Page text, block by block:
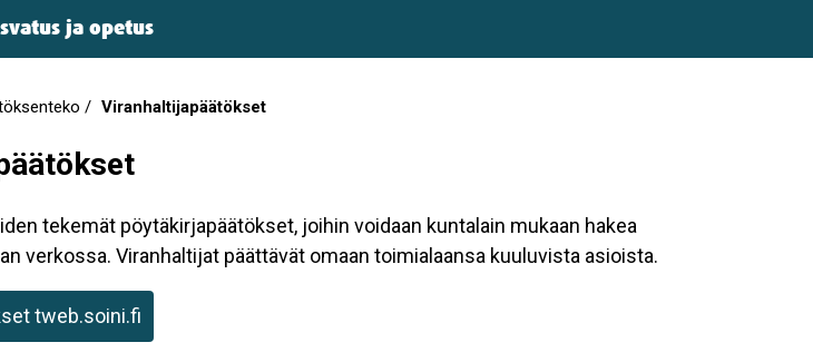
ja opetus
Viranhaltijapäätökset
tekemät pöytäkirjapäätökset, joihin voidaan kuntalain mukaan hakea
verkossa. Viranhaltijat päättävät omaan toimialaansa kuuluvista asioista.
tweb.soini.fi